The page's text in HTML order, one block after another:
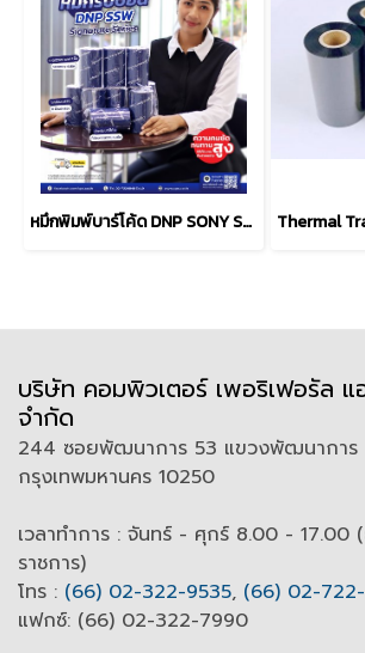
หมึกพิมพ์บาร์โค้ด DNP SONY SSW Signature Series Wax Ribbon
บริษัท คอมพิวเตอร์ เพอริเฟอรัล
จำกัด
244 ซอยพัฒนาการ 53 แขวงพัฒนาการ
กรุงเทพมหานคร 10250
เวลาทำการ : จันทร์ - ศุกร์ 8.00 - 17.00
ราชการ)
โทร : (66) 02-322-9535, (66) 02-
แฟกซ์: (66) 02-322-7990